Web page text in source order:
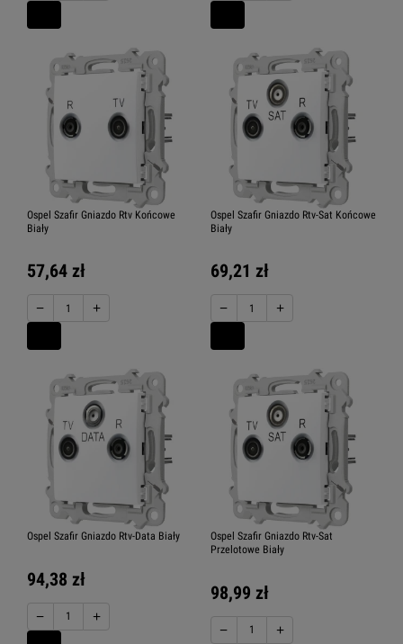
Ospel Szafir Gniazdo Rtv Końcowe
Biały
57,64 zł
− +
Ospel Szafir Gniazdo Rtv-Sat Końcowe
Biały
69,21 zł
− +
Ospel Szafir Gniazdo Rtv-Data Biały
94,38 zł
− +
Ospel Szafir Gniazdo Rtv-Sat
Przelotowe Biały
98,99 zł
− +